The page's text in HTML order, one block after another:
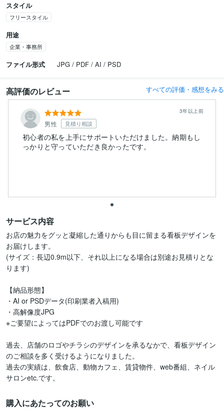
スタイル
フリースタイル
用途
企業・事務所
ファイル形式 JPG / PDF / AI / PSD
高評価のレビュー すべての評価・感想をみる
男性 見積り相談
3年以上前
初心者の私を上手にサポートいただけました。納期もし
っかりと守っていただき良かったです。
サービス内容
お店の魅力をグッと凝縮した通りからも目に留まる看板デザインを
お届けします。
(サイズ：長辺0.9m以下、それ以上になる場合は別途お見積りとな
ります)
【納品形態】
・AI or PSDデータ(印刷業者入稿用)
・高解像度JPG
※ご要望によってはPDFでのお渡し可能です
過去、店舗のロゴやチラシのデザインを承るなかで、看板デザイン
のご相談を多く受けるようになりました。
過去の実績は、飲食店、動物カフェ、賃貸物件、web番組、ネイル
サロンetc.です。
購入にあたってのお願い